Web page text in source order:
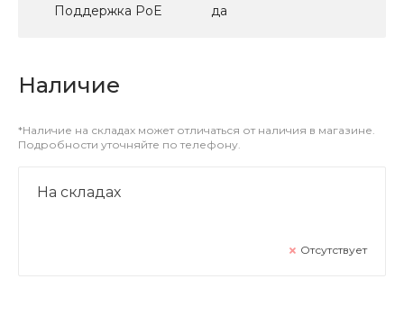
Поддержка PoE да
Наличие
*Наличие на складах может отличаться от наличия в магазине.
Подробности уточняйте по телефону.
На складах
Отсутствует